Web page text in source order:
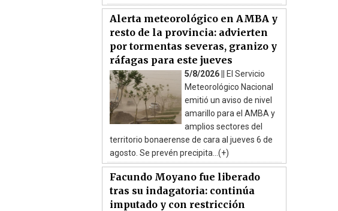
Alerta meteorológico en AMBA y
resto de la provincia: advierten
por tormentas severas, granizo y
ráfagas para este jueves
5/8/2026 ||
El Servicio
Meteorológico Nacional
emitió un aviso de nivel
amarillo para el AMBA y
amplios sectores del
territorio bonaerense de cara al jueves 6 de
agosto. Se prevén precipita...(+)
Facundo Moyano fue liberado
tras su indagatoria: continúa
imputado y con restricción